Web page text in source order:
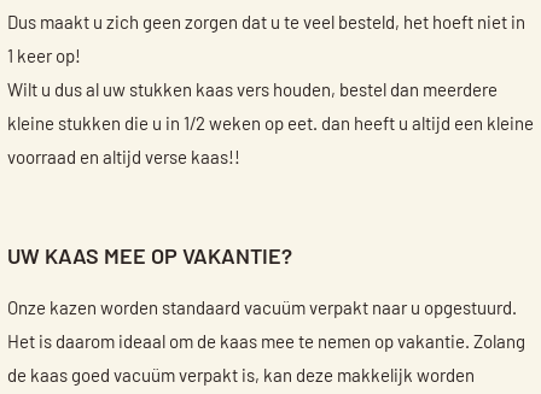
Dus maakt u zich geen zorgen dat u te veel besteld, het hoeft niet in
1 keer op!
Wilt u dus al uw stukken kaas vers houden, bestel dan meerdere
kleine stukken die u in 1/2 weken op eet. dan heeft u altijd een kleine
voorraad en altijd verse kaas!!
UW KAAS MEE OP VAKANTIE?
Onze kazen worden standaard vacuüm verpakt naar u opgestuurd.
Het is daarom ideaal om de kaas mee te nemen op vakantie. Zolang
de kaas goed vacuüm verpakt is, kan deze makkelijk worden